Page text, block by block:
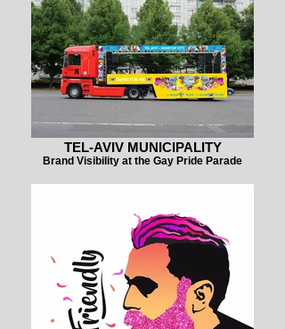
TEL-AVIV MUNICIPALITY
Brand Visibility at the Gay Pride Parade